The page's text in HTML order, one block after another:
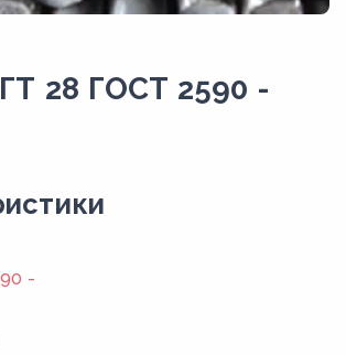
28 ГОСТ 2590 -
-